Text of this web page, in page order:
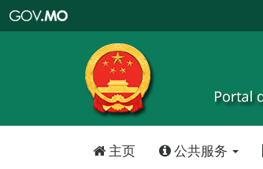
特
政
区
政
口
主页 公共服务